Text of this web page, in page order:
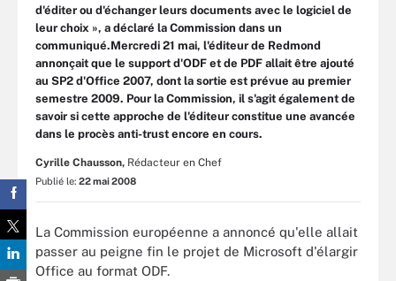
d'éditer ou d'échanger leurs documents avec le logiciel de
leur choix », a déclaré la Commission dans un
communiqué.Mercredi 21 mai, l'éditeur de Redmond
annonçait que le support d'ODF et de PDF allait être ajouté
au SP2 d'Office 2007, dont la sortie est prévue au premier
semestre 2009. Pour la Commission, il s'agit également de
savoir si cette approche de l'éditeur constitue une avancée
dans le procès anti-trust encore en cours.
Cyrille Chausson, Rédacteur en Chef
Publié le: 22 mai 2008
La Commission européenne a annoncé qu'elle allait
passer au peigne fin le projet de Microsoft d'élargir
Office au format ODF.